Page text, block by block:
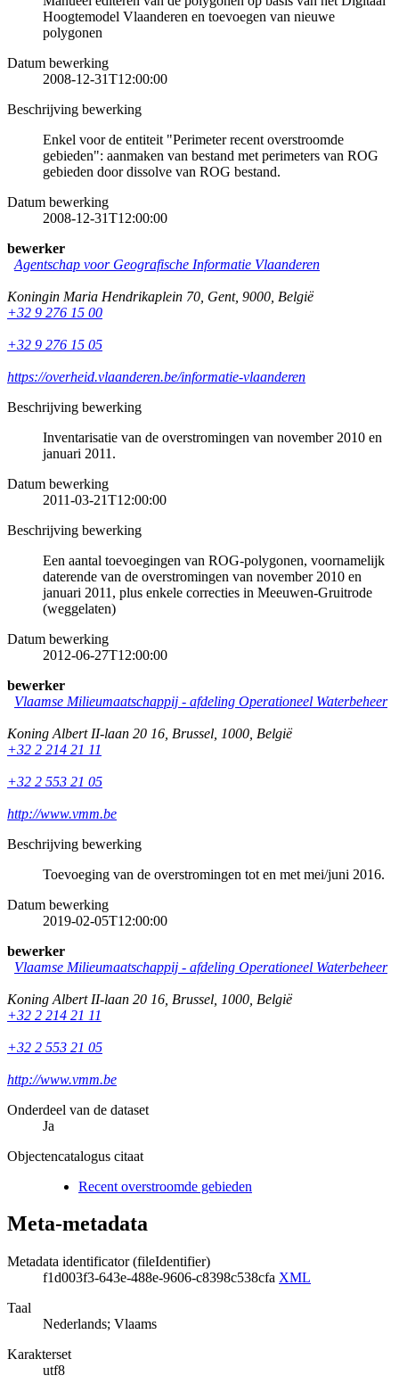
Hoogtemodel Vlaanderen en toevoegen van nieuwe
polygonen
Datum bewerking
2008-12-31T12:00:00
Beschrijving bewerking
Enkel voor de entiteit "Perimeter recent overstroomde
gebieden": aanmaken van bestand met perimeters van ROG
gebieden door dissolve van ROG bestand.
Datum bewerking
2008-12-31T12:00:00
bewerker
Agentschap voor Geografische Informatie Vlaanderen
Koningin Maria Hendrikaplein 70 Gent, 9000 België
+32 9 276 15 00
+32 9 276 15 05
https://overheid.vlaanderen.be/informatie-vlaanderen
Beschrijving bewerking
Inventarisatie van de overstromingen van november 2010 en
januari 2011.
Datum bewerking
2011-03-21T12:00:00
Beschrijving bewerking
Een aantal toevoegingen van ROG-polygonen, voornamelijk
daterende van de overstromingen van november 2010 en
januari 2011, plus enkele correcties in Meeuwen-Gruitrode
(weggelaten)
Datum bewerking
2012-06-27T12:00:00
bewerker
Vlaamse Milieumaatschappij - afdeling Operationeel Waterbeheer
Koning Albert II-laan 20 16 Brussel 1000 België
+32 2 214 21 11
+32 2 553 21 05
http://www.vmm.be
Beschrijving bewerking
Toevoeging van de overstromingen tot en met mei/juni 2016.
Datum bewerking
2019-02-05T12:00:00
bewerker
Vlaamse Milieumaatschappij - afdeling Operationeel Waterbeheer
Koning Albert II-laan 20 16 Brussel 1000 België
+32 2 214 21 11
+32 2 553 21 05
http://www.vmm.be
Onderdeel van de dataset
Ja
Objectencatalogus citaat
Recent overstroomde gebieden
Meta-metadata
Metadata identificator (fileIdentifier)
f1d003f3-643e-488e-9606-c8398c538cfa XML
Taal
Nederlands; Vlaams
Karakterset
utf8